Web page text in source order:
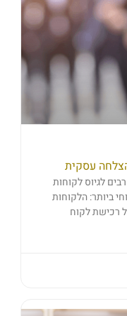
עסקית
לגיוס לקוחות
ביותר: הלקוחות
רכישת לקוח